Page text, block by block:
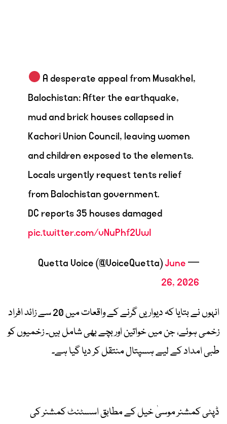
A desperate appeal from Musakhel,
Balochistan: After the earthquake,
mud and brick houses collapsed in
Kachori Union Council, leaving women
and children exposed to the elements.
Locals urgently request tents relief
from Balochistan government.
DC reports 35 houses damaged
pic.twitter.com/vNuPhf2UwI
— Quetta Voice (@VoiceQuetta)
June
26, 2026
انہوں نے بتایا کہ دیواریں گرنے کے واقعات میں 20 سے زائد افراد
زخمی ہوئے، جن میں خواتین اور بچے بھی شامل ہیں۔ زخمیوں کو
طبی امداد کے لیے ہسپتال منتقل کر دیا گیا ہے۔
ڈپٹی کمشنر موسیٰ خیل کے مطابق اسسٹنٹ کمشنر کی